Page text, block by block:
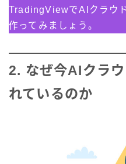
TradingViewでAIクラウ
作ってみましょう。
2. なぜ今AIクラ
れているのか